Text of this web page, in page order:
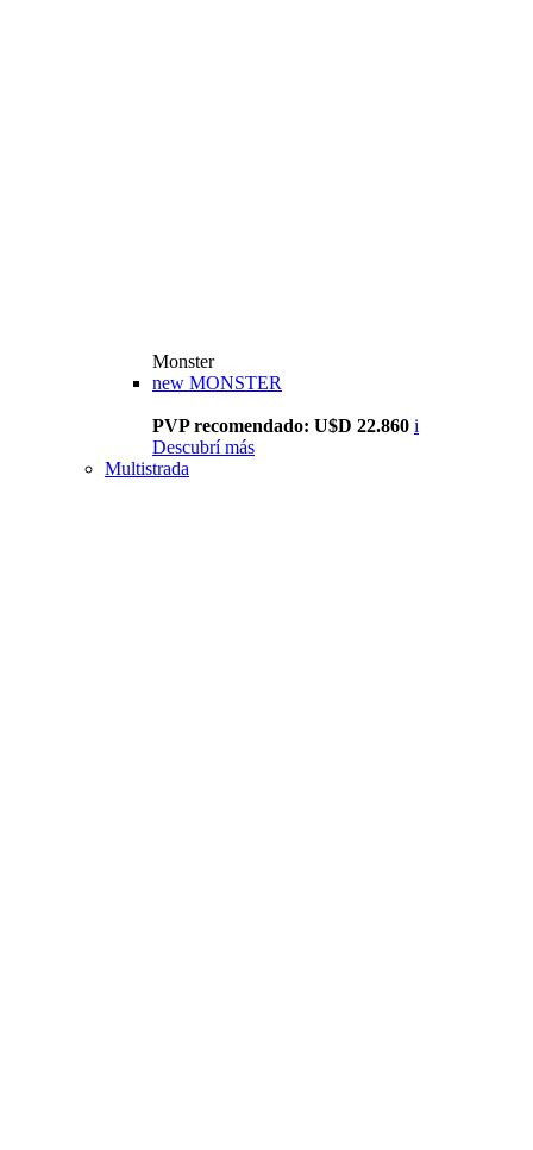
Monster
new MONSTER
PVP recomendado: U$D 22.860 i
Descubrí más
Multistrada